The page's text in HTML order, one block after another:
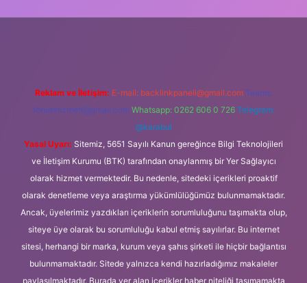
Reklam ve İletişim: E-mail: backlinkpaneli@gmail.com Teams:
forumhizmeti@gmail.com Whatsapp: 0262 606 0 726 Telegram:
@karabul
Yasal Uyarı: Sitemiz, 5651 Sayılı Kanun gereğince Bilgi Teknolojileri
ve İletişim Kurumu (BTK) tarafından onaylanmış bir Yer Sağlayıcı
olarak hizmet vermektedir. Bu nedenle, sitedeki içerikleri proaktif
olarak denetleme veya araştırma yükümlülüğümüz bulunmamaktadır.
Ancak, üyelerimiz yazdıkları içeriklerin sorumluluğunu taşımakta olup,
siteye üye olarak bu sorumluluğu kabul etmiş sayılırlar. Bu internet
sitesi, herhangi bir marka, kurum veya şahıs şirketi ile hiçbir bağlantısı
bulunmamaktadır. Sitede yalnızca kendi hazırladığımız makaleler
paylaşılmaktadır. Burada yer alan içerikler haber niteliği taşımamakta